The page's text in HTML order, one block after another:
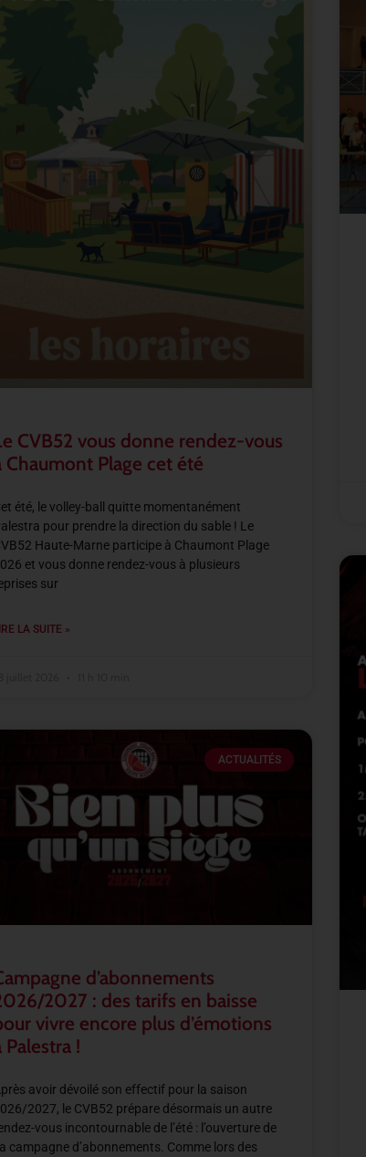
CVB52 vous donne rendez-vous
Chaumont Plage cet été
été, le volley-ball quitte momentanément
pour prendre la direction du sable ! Le
Haute-Marne participe à Chaumont Plage
et vous donne rendez-vous à plusieurs
sur
LA SUITE »
ACTUALITÉS
d’abonnements
2027 : des tarifs en baisse
vivre encore plus d’émotions
Palestra !
avoir dévoilé son effectif pour la saison
2027, le CVB52 prépare désormais un autre
vous incontournable de l’été : l’ouverture de
campagne d’abonnements. Comme lors des